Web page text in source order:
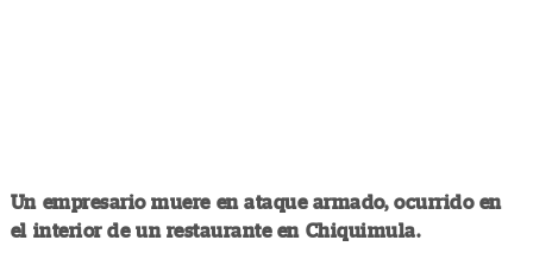
Un empresario muere en ataque armado, ocurrido en
el interior de un restaurante en Chiquimula.